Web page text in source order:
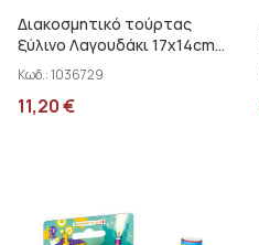
Διακοσμητικό τούρτας
ξύλινο Λαγουδάκι 17x14cm
Santex 000784199
Κωδ.:1036729
11,20€